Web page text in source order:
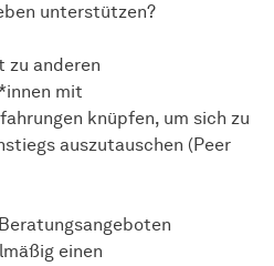
unterstützen?
zu anderen
mit
knüpfen, um sich zu
auszutauschen (Peer
einen